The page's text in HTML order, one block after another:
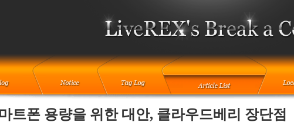
트폰 용량을 위한 대안, 클라우드베리 장단점